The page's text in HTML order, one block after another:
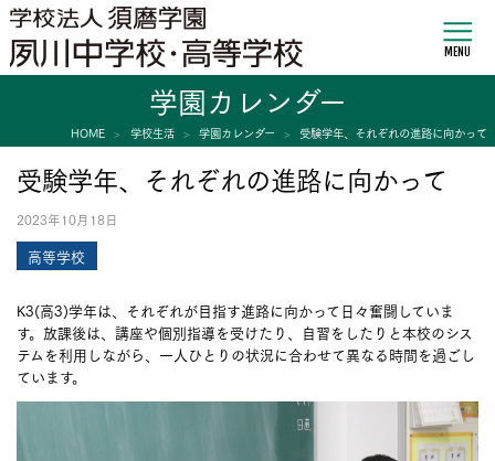
MENU
学園カレンダー
HOME 学校生活 学園カレンダー 受験学年、それぞれの進路に向かって
受験学年、それぞれの進路に向かって
2023年10月18日
高等学校
K3(高3)学年は、それぞれが目指す進路に向かって日々奮闘していま
す。放課後は、講座や個別指導を受けたり、自習をしたりと本校のシス
テムを利用しながら、一人ひとりの状況に合わせて異なる時間を過ごし
ています。